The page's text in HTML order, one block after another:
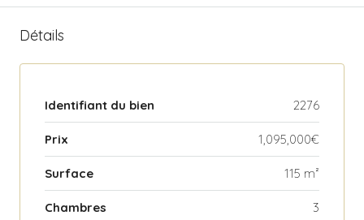
Détails
Identifiant du bien 2276
Prix 1,095,000€
Surface 115 m²
Chambres 3